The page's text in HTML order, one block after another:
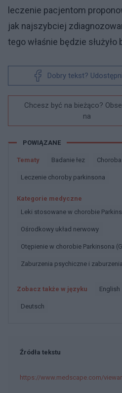
leczenie pacjentom
jak najszybciej
tego właśnie będzie służyło
Dobry tekst?
Chcesz być na bieżąco?
na
POWIĄZANE
Tematy Badanie łez
Leczenie choroby parkinsona
Kategorie medyczne
Leki stosowane w chorobie
Ośrodkowy układ nerwowy
Otępienie w chorobie Parkinsona
Zaburzenia psychiczne i
Zobacz także w języku english
deutsch
Źródła tekstu
https://www.medscape.com/